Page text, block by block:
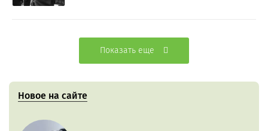
Показать еще
Новое на сайте